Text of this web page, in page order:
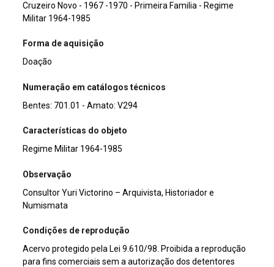
Cruzeiro Novo - 1967 -1970 - Primeira Familia - Regime
Militar 1964-1985
Forma de aquisição
Doação
Numeração em catálogos técnicos
Bentes: 701.01 - Amato: V294
Características do objeto
Regime Militar 1964-1985
Observação
Consultor Yuri Victorino – Arquivista, Historiador e
Numismata
Condições de reprodução
Acervo protegido pela Lei 9.610/98. Proibida a reprodução
para fins comerciais sem a autorização dos detentores